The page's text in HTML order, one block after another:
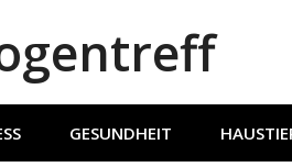
GESUNDHEIT